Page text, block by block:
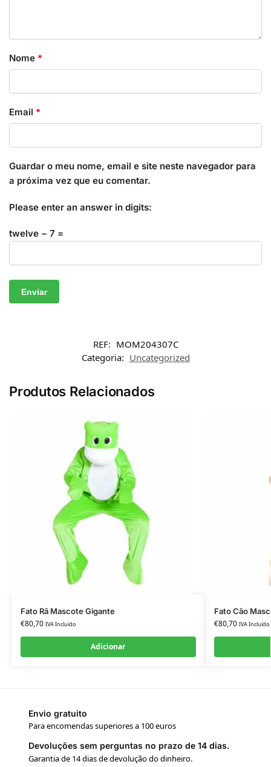
Nome *
Email *
Guardar o meu nome, email e site neste navegador para
a próxima vez que eu comentar.
Please enter an answer in digits:
twelve − 7 =
REF: MOM204307C
Categoria: Uncategorized
Produtos Relacionados
Fato Rã Mascote Gigante
€80,70 IVA Incluído
Adicionar
Fato Cão
€80,70 IVA Incluído
Envio gratuito
Para encomendas superiores a 100 euros
Devoluções sem perguntas no prazo de 14 dias.
Garantia de 14 dias de devolução do dinheiro.